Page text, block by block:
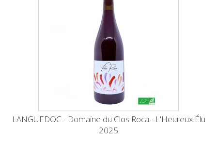
LANGUEDOC - Domaine du Clos Roca - L'Heureux Élu
2025